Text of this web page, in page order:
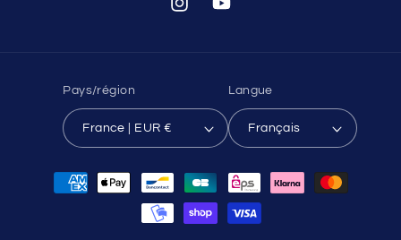
InstagramYouTube
Pays/région
France | EUR €
Langue
Français
Moyens